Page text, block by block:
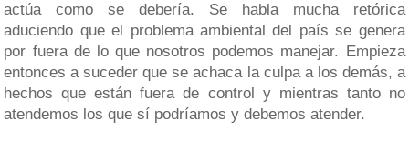
actúa como se debería. Se habla mucha retórica
aduciendo que el problema ambiental del país se genera
por fuera de lo que nosotros podemos manejar. Empieza
entonces a suceder que se achaca la culpa a los demás, a
hechos que están fuera de control y mientras tanto no
atendemos los que sí podríamos y debemos atender.